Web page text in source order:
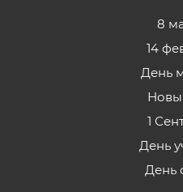
8
14
День
1
День
День